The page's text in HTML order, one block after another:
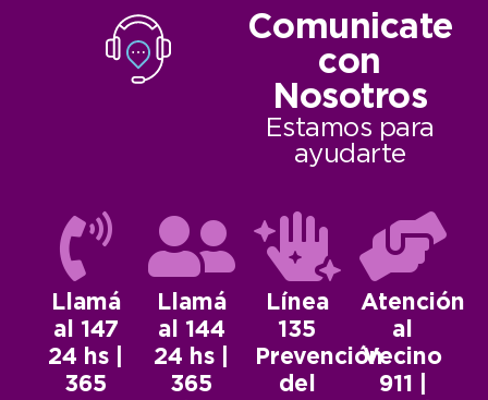
Comunicate
con
Nosotros
Estamos para
ayudarte
Llamá
al 147
24 hs |
365
Llamá
al 144
24 hs |
365
Línea
135
Prevención
del
Atención
al
Vecino
911 |